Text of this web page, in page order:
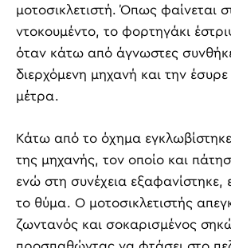
μοτοσικλετιστή. Όπως φαίνεται
ντοκουμέντο, το φορτηγάκι
όταν κάτω από άγνωστες
διερχόμενη μηχανή και την
μέτρα.
Κάτω από το όχημα
της μηχανής, τον οποίο και
ενώ στη συνέχεια εξαφανίστηκε,
το θύμα. Ο μοτοσικλετιστής
ζωντανός και σοκαρισμένος